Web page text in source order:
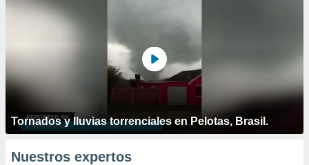
Tornados y lluvias torrenciales en Pelotas, Brasil.
Nuestros expertos